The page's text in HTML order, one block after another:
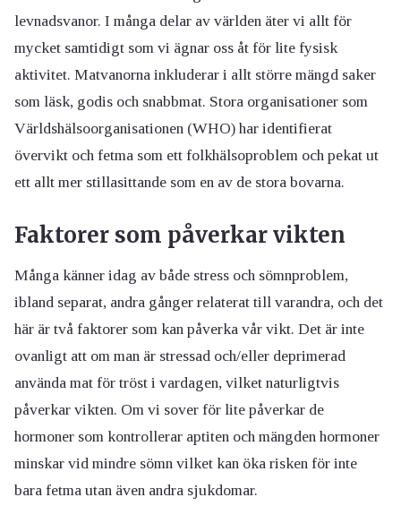
levnadsvanor. I många delar av världen äter vi allt för
mycket samtidigt som vi ägnar oss åt för lite fysisk
aktivitet. Matvanorna inkluderar i allt större mängd saker
som läsk, godis och snabbmat. Stora organisationer som
Världshälsoorganisationen (WHO) har identifierat
övervikt och fetma som ett folkhälsoproblem och pekat ut
ett allt mer stillasittande som en av de stora bovarna.
Faktorer som påverkar vikten
Många känner idag av både stress och sömnproblem,
ibland separat, andra gånger relaterat till varandra, och det
här är två faktorer som kan påverka vår vikt. Det är inte
ovanligt att om man är stressad och/eller deprimerad
använda mat för tröst i vardagen, vilket naturligtvis
påverkar vikten. Om vi sover för lite påverkar de
hormoner som kontrollerar aptiten och mängden hormoner
minskar vid mindre sömn vilket kan öka risken för inte
bara fetma utan även andra sjukdomar.